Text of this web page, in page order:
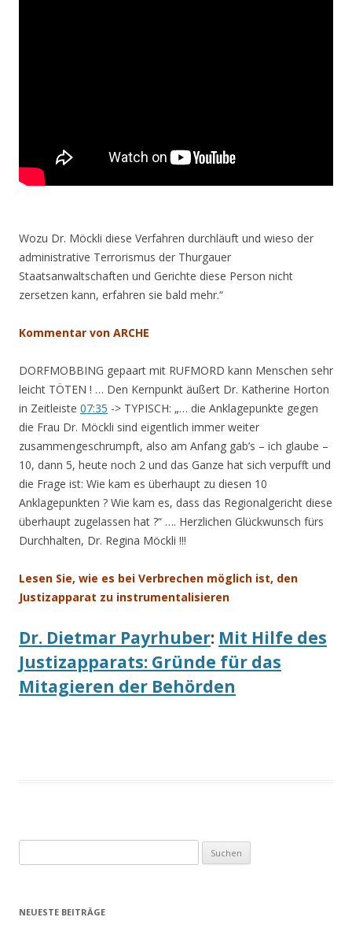
Wozu Dr. Möckli diese Verfahren durchläuft und wieso der
administrative Terrorismus der Thurgauer
Staatsanwaltschaften und Gerichte diese Person nicht
zersetzen kann, erfahren sie bald mehr.“
Kommentar von ARCHE
DORFMOBBING gepaart mit RUFMORD kann Menschen sehr
leicht TÖTEN ! … Den Kernpunkt äußert Dr. Katherine Horton
in Zeitleiste 07:35 -> TYPISCH: „… die Anklagepunkte gegen
die Frau Dr. Möckli sind eigentlich immer weiter
zusammengeschrumpft, also am Anfang gab’s – ich glaube –
10, dann 5, heute noch 2 und das Ganze hat sich verpufft und
die Frage ist: Wie kam es überhaupt zu diesen 10
Anklagepunkten ? Wie kam es, dass das Regionalgericht diese
überhaupt zugelassen hat ?“ …. Herzlichen Glückwunsch fürs
Durchhalten, Dr. Regina Möckli !!!
Lesen Sie, wie es bei Verbrechen möglich ist, den
Justizapparat zu instrumentalisieren
Dr. Dietmar Payrhuber: Mit Hilfe des
Justizapparats: Gründe für das
Mitagieren der Behörden
nach:
NEUESTE BEITRÄGE